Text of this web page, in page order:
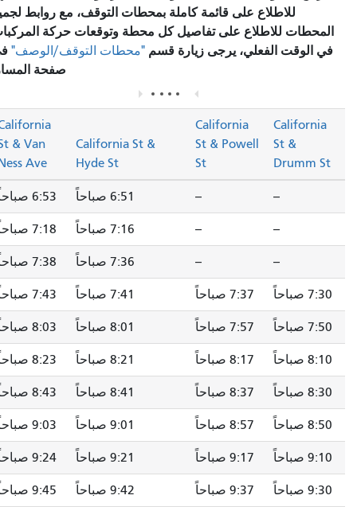
للاطلاع على قائمة كاملة بمحطات التوقف، مع روابط لجميع
المحطات للاطلاع على تفاصيل كل محطة وتوقعات حركة المركبات
في الوقت الفعلي، يرجى زيارة قسم"محطات التوقف/الوصف"في
صفحة المسار.
California
St &
Drumm St
California
St & Powell
St
California St &
Hyde St
California
St & Van
Ness Ave
6:51 صباحاً 6:53 صباحاً
7:16 صباحاً 7:18 صباحاً
7:36 صباحاً 7:38 صباحاً
7:30 صباحاً 7:37 صباحاً 7:41 صباحاً 7:43 صباحاً
7:50 صباحاً 7:57 صباحاً 8:01 صباحاً 8:03 صباحاً
8:10 صباحاً 8:17 صباحاً 8:21 صباحاً 8:23 صباحاً
8:30 صباحاً 8:37 صباحاً 8:41 صباحاً 8:43 صباحاً
8:50 صباحاً 8:57 صباحاً 9:01 صباحاً 9:03 صباحاً
9:10 صباحاً 9:17 صباحاً 9:21 صباحاً 9:24 صباحاً
9:30 صباحاً 9:37 صباحاً 9:42 صباحاً 9:45 صباحاً